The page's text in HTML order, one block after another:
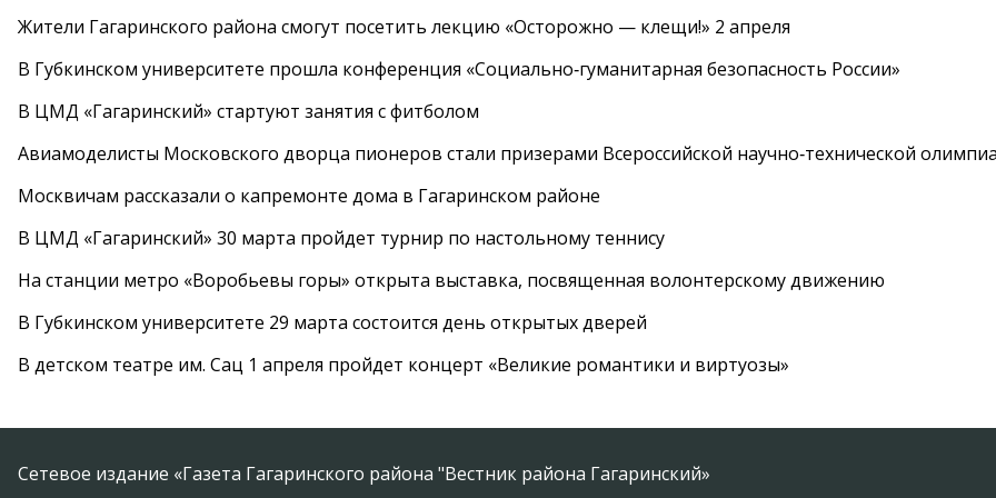
Жители Гагаринского района смогут посетить лекцию «Осторожно — клещи!» 2 апреля
В Губкинском университете прошла конференция «Социально‑гуманитарная безопасность России»
В ЦМД «Гагаринский» стартуют занятия с фитболом
Авиамоделисты Московского дворца пионеров стали призерами Всероссийской научно‑технической
Москвичам рассказали о капремонте дома в Гагаринском районе
В ЦМД «Гагаринский» 30 марта пройдет турнир по настольному теннису
На станции метро «Воробьевы горы» открыта выставка, посвященная волонтерскому движению
В Губкинском университете 29 марта состоится день открытых дверей
В детском театре им. Сац 1 апреля пройдет концерт «Великие романтики и виртуозы»
Сетевое издание «Газета Гагаринского района "Вестник района Гагаринский»